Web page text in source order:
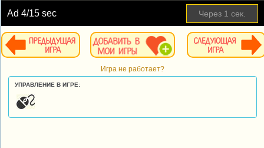
Ad4/15 sec Через 1 сек.
Игра не работает?
УПРАВЛЕНИЕ В ИГРЕ: